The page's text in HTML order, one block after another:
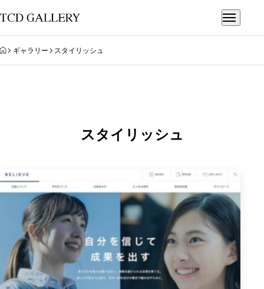
HOME
ギャラリー スタイリッシュ
スタイリッシュ